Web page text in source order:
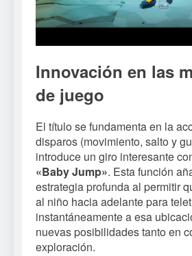
Innovación en las
de juego
El título se fundamenta en la
disparos (movimiento, salto y
introduce un giro interesante
«Baby Jump». Esta función
estrategia profunda al permitir
al niño hacia adelante para
instantáneamente a esa
nuevas posibilidades tanto en
exploración.